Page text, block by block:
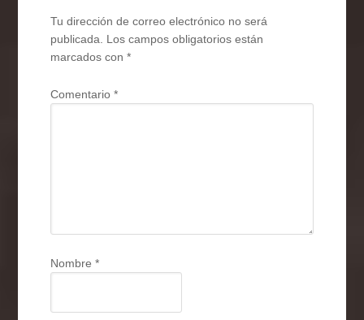
Tu dirección de correo electrónico no será
publicada.
Los campos obligatorios están
marcados con*
Comentario*
Nombre*